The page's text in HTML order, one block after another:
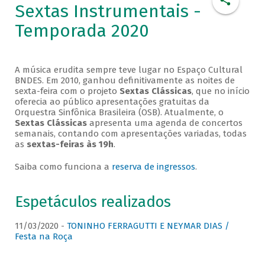
Sextas Instrumentais -
Temporada 2020
A música erudita sempre teve lugar no Espaço Cultural
BNDES. Em 2010, ganhou definitivamente as noites de
sexta-feira com o projeto Sextas Clássicas, que no início
oferecia ao público apresentações gratuitas da
Orquestra Sinfônica Brasileira (OSB). Atualmente, o
Sextas Clássicasapresenta uma agenda de concertos
semanais, contando com apresentações variadas, todas
as sextas-feiras às 19h.
Saiba como funciona a reserva de ingressos.
Espetáculos realizados
11/03/2020 - TONINHO FERRAGUTTI E NEYMAR DIAS /
Festa na Roça